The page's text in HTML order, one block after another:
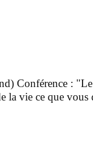
Conférence :
la vie ce que vous